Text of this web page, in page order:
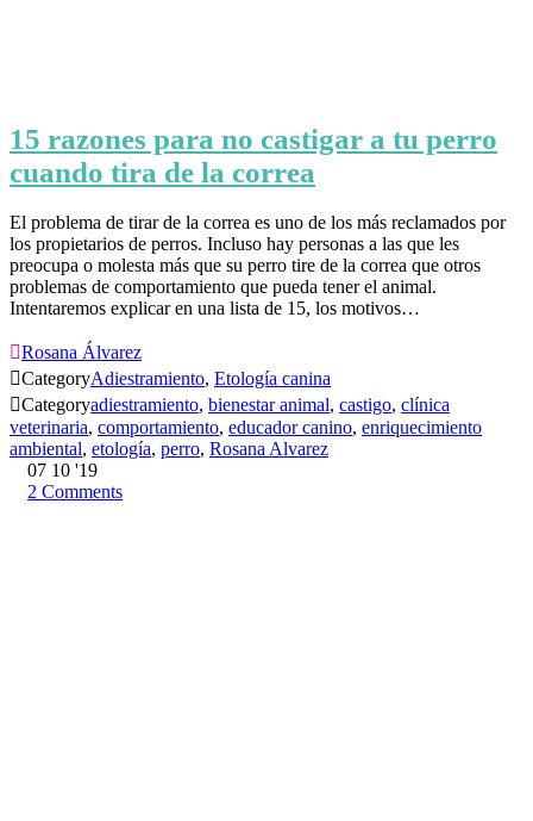
15 razones para no castigar a tu perro
cuando tira de la correa
El problema de tirar de la correa es uno de los más reclamados por
los propietarios de perros. Incluso hay personas a las que les
preocupa o molesta más que su perro tire de la correa que otros
problemas de comportamiento que pueda tener el animal.
Intentaremos explicar en una lista de 15, los motivos…
Rosana Álvarez
CategoryAdiestramiento, Etología canina
Categoryadiestramiento, bienestar animal, castigo, clínica
veterinaria, comportamiento, educador canino, enriquecimiento
ambiental, etología, perro, Rosana Alvarez
07 10 '19
2 Comments